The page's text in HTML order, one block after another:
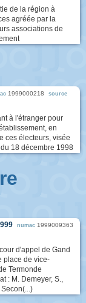
de la région à
agréée par la
associations de
1999000218 source
à l'étranger pour
en
ces électeurs, visée
18 décembre 1998
numac 1999009363
d'appel de Gand
place de vice-
Termonde
: M. Demeyer, S.,